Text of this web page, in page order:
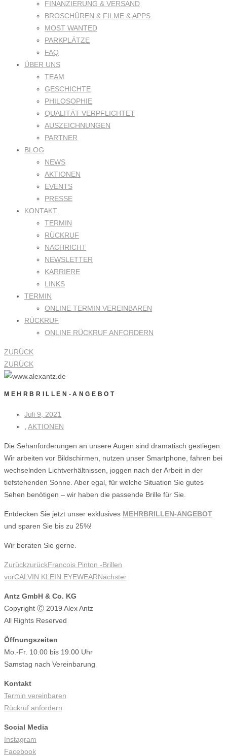
FINANZIERUNG & VERSAND
BROSCHÜREN & FILME & APPS
MOST WANTED
PARKPLÄTZE
FAQ
ÜBER UNS
TEAM
GESCHICHTE
PHILOSOPHIE
QUALITÄT VERPFLICHTET
AUSZEICHNUNGEN
PARTNER
BLOG
NEWS
AKTIONEN
EVENTS
PRESSE
KONTAKT
TERMIN
RÜCKRUF
NACHRICHT
NEWSLETTER
KARRIERE
LINKS
TERMIN
ONLINE TERMIN VEREINBAREN
RÜCKRUF
ONLINE RÜCKRUF ANFORDERN
ZURÜCK
ZURÜCK
MEHRBRILLEN-ANGEBOT
Juli 9, 2021
AKTIONEN
Die Sehanforderungen an unsere Augen sind dramatisch gestiegen:
Wir arbeiten vor Bildschirmen, nutzen unser Smartphone, fahren bei
wechselnden Lichtverhältnissen, joggen nach der Arbeit in der
tiefstehenden Sonne. Aber egal, für welche Situation Sie gutes
Sehen benötigen – wir haben die passende Brille für Sie.
Entdecken Sie jetzt unser exklusives MEHRBRILLEN-ANGEBOT
und sparen Sie bis zu 25%!
Wir beraten Sie gerne.
ZurückzurückFrancois Pinton -Brillen
vorCALVIN KLEIN EYEWEARNächster
Antz GmbH & Co. KG
Copyright Ⓒ 2019 Alex Antz
All Rights Reserved
Öffnungszeiten
Mo.-Fr. 10.00 bis 19.00 Uhr
Samstag nach Vereinbarung
Kontakt
Termin vereinbaren
Rückruf anfordern
Social Media
Instagram
Facebook